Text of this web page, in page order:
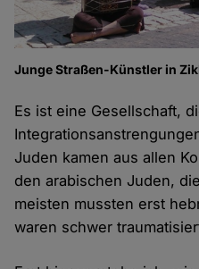
Junge Straßen-Künstler in
Es ist eine Gesellschaft,
Juden kamen aus allen
den arabischen Juden,
meisten mussten erst
waren schwer